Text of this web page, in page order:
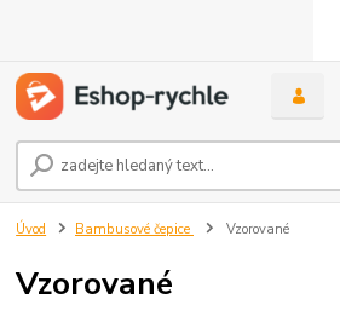
Úvod Bambusové čepice Vzorované
Vzorované